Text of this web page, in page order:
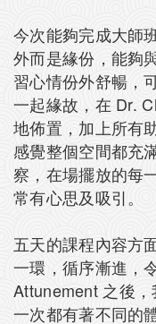
今次能夠完成大師
外而是緣份，能夠
習心情份外舒暢，
一起緣故，在 Dr.
地佈置，加上所有
感覺整個空間都充
察，在場擺放的每
常有心思及吸引。
五天的課程內容方
一環，循序漸進，
Attunement 之後
一次都有著不同的